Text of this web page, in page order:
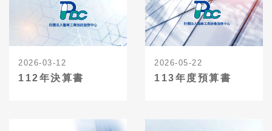
2026-03-12
112年決算書
2026-05-22
113年度預算書